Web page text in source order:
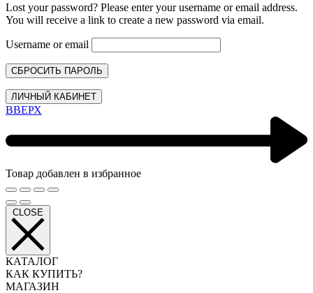
Lost your password? Please enter your username or email address.
You will receive a link to create a new password via email.
Username or email
СБРОСИТЬ ПАРОЛЬ
ЛИЧНЫЙ КАБИНЕТ
ВВЕРХ
Товар добавлен в избранное
CLOSE
КАТАЛОГ
КАК КУПИТЬ?
МАГАЗИН